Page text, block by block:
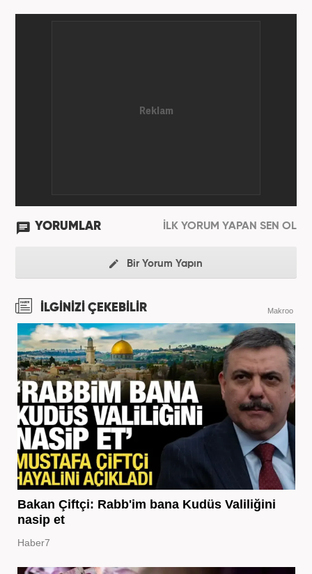
ve teknoloji kategorilerinde birçok haber ve
YORUMLAR İLK YORUM YAPAN SEN OL
Bir Yorum Yapın
İLGİNİZİ ÇEKEBİLİR Makroo
Bakan Çiftçi: Rabb'im bana Kudüs Valiliğini
nasip et
Haber7